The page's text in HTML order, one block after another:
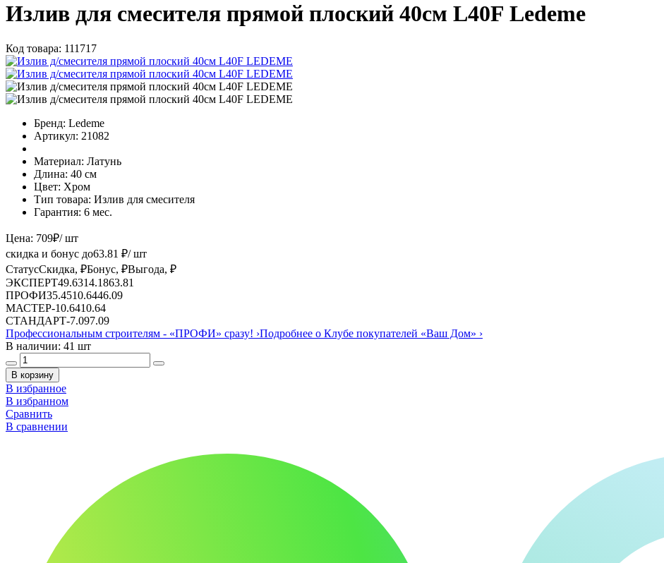
Излив для смесителя прямой плоский 40см L40F Ledeme
Код товара: 111717
Бренд: Ledeme
Артикул: 21082
Материал: Латунь
Длина: 40 см
Цвет: Хром
Тип товара: Излив для смесителя
Гарантия: 6 мес.
Цена: 709₽/ шт
скидка и бонус до63.81 ₽/ шт
СтатусСкидка, ₽Бонус, ₽Выгода, ₽
ЭКСПЕРТ49.6314.1863.81
ПРОФИ35.4510.6446.09
МАСТЕР-10.6410.64
СТАНДАРТ-7.097.09
Профессиональным строителям - «ПРОФИ» сразу! ›Подробнее о Клубе покупателей «Ваш Дом» ›
В наличии: 41 шт
В корзину
В избранное
В избранном
Сравнить
В сравнении